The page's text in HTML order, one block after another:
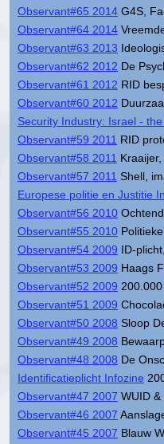
Observant#65 2014 G4S,
Observant#64 2014
Observant#63 2013
Observant#62 2012 De
Observant#61 2012 RID
Observant#60 2012
Security Industry: Israel -
Observant#59 2011 RID
Observant#58 2011
Observant#57 2011 Shell,
Europese politie en Justitie
Observant#56 2010
Observant#55 2010
Observant#54 2009 ID-
Observant#53 2009 Haags
Observant#52 2009
Observant#51 2009
Observant#50 2008 Sloop
Observant#49 2008
Observant#48 2008 De
Identificatieplicht Infozine
Observant#47 2007 WUID &
Observant#46 2007
Observant#45 2007 Blauw